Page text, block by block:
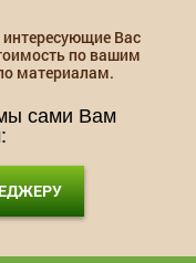
Вас
по вашим
материалам.
сами Вам